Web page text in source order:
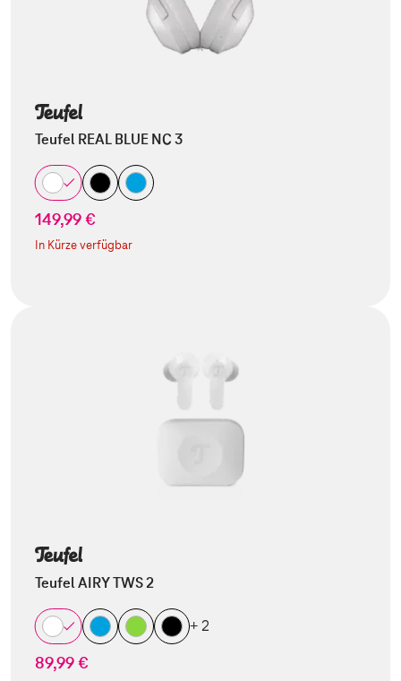
Teufel REAL BLUE NC 3
149,99 €
In Kürze verfügbar
Teufel AIRY TWS 2
+ 2
89,99 €